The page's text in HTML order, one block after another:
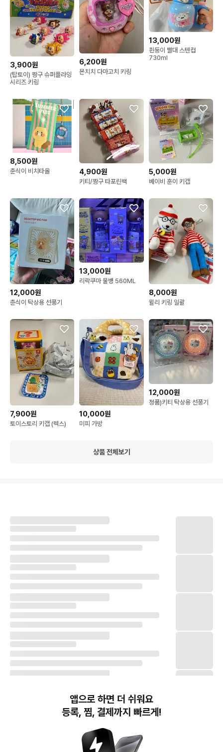
3,900원
(탑토이) 짱구 슈퍼플라잉
시리즈 키링
6,200원
몬치치 다마고치 키링
13,000원
흰둥이 빨대 스텐컵
730ml
8,500원
춘식이 비치타올 4,900원
키티/짱구 타포린백
5,000원
베이비 훈이 키캡
12,000원
춘식이 탁상용 선풍기
13,000원
리락쿠마 물병 560ML
8,000원
윌리 키링 일괄
7,900원
토이스토리 키캡 (렉스)
10,000원
미피 가방
12,000원
정품)키티 탁상용 선풍기
상품 전체보기
앱으로 하면 더 쉬워요
등록, 찜, 결제까지 빠르게!